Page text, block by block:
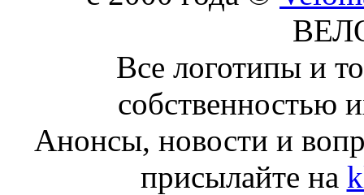
Все логотипы и
собственностью
Анонсы, новости и
присылайте на